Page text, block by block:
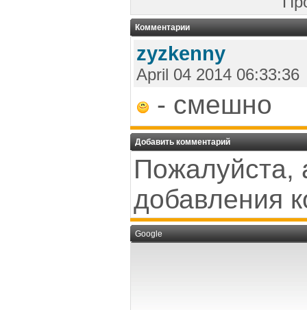
Комментарии
zyzkenny
April 04 2014 06:33:36
- смешно
Добавить комментарий
Пожалуйста,
добавления
Google